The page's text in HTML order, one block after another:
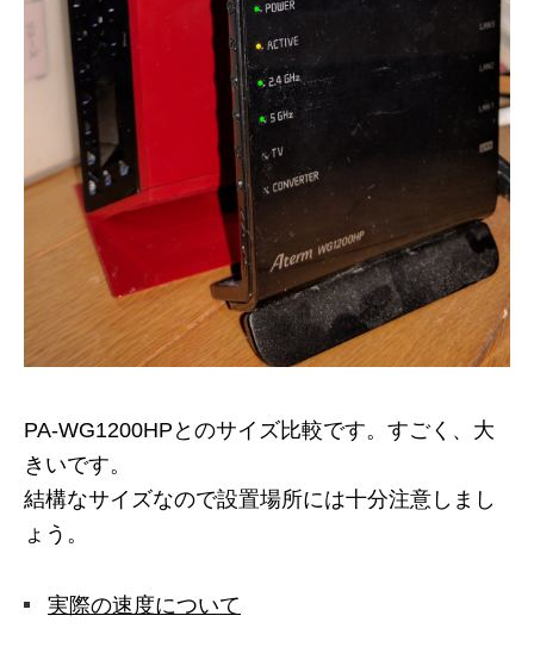
PA-WG1200HPとのサイズ比較です。すごく、大
きいです。
結構なサイズなので設置場所には十分注意しまし
ょう。
実際の速度について